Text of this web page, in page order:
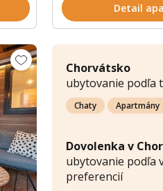
Detail
Chorvátsko
ubytovanie podľa
Chaty Apartmány
Dovolenka v
ubytovanie podľa
preferencií